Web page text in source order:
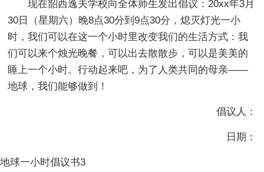
现在韶西逸夫学校向全体师生发出倡议：20xx年3月
30日（星期六）晚8点30分到9点30分，熄灭灯光一小
时，我们可以在这一个小时里改变我们的生活方式：我
们可以来个烛光晚餐，可以出去散散步，可以是美美的
睡上一个小时。行动起来吧，为了人类共同的母亲——
地球，我们能够做到！
倡议人：
日期：
地球一小时倡议书3